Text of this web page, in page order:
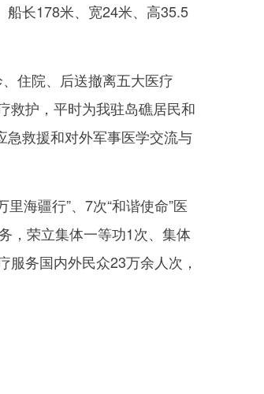
船长178米、宽24米、高35.5
住院、后送撤离五大医疗
救护，平时为我驻岛礁居民和
救援和对外军事医学交流与
海疆行”、7次“和谐使命”医
，荣立集体一等功1次、集体
务国内外民众23万余人次，